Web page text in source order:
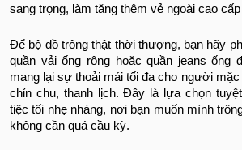
sang trọng, làm tăng thêm vẻ ngoài cao
Để bộ đồ trông thật thời thượng, bạn hãy
quần vải ống rộng hoặc quần jeans ống
mang lại sự thoải mái tối đa cho người
chỉn chu, thanh lịch. Đây là lựa chọn
tiệc tối nhẹ nhàng, nơi bạn muốn mình
không cần quá cầu kỳ.